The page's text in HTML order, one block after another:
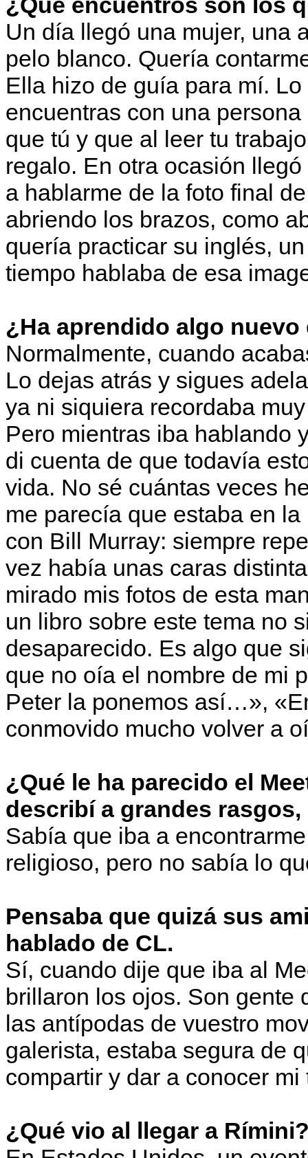
Un día llegó una mujer, una
pelo blanco. Quería
Ella hizo de guía para mí.
encuentras con una
que tú y que al leer tu
regalo. En otra ocasión
a hablarme de la foto final
abriendo los brazos, como
quería practicar su inglés,
tiempo hablaba de esa
¿Ha aprendido algo
Normalmente, cuando
Lo dejas atrás y sigues
ya ni siquiera recordaba
Pero mientras iba hablando
di cuenta de que todavía
vida. No sé cuántas veces
me parecía que estaba en
con Bill Murray: siempre
vez había unas caras
mirado mis fotos de esta
un libro sobre este tema no
desaparecido. Es algo que
que no oía el nombre de mi
Peter la ponemos así…»,
conmovido mucho volver a
¿Qué le ha parecido el
describí a grandes
Sabía que iba a
religioso, pero no sabía lo
Pensaba que quizá sus
hablado de CL.
Sí, cuando dije que iba al
brillaron los ojos. Son gente
las antípodas de vuestro
galerista, estaba segura de
compartir y dar a conocer mi
¿Qué vio al llegar a